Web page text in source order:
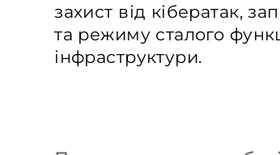
захист від кібератак,
та режиму сталого
інфраструктури.